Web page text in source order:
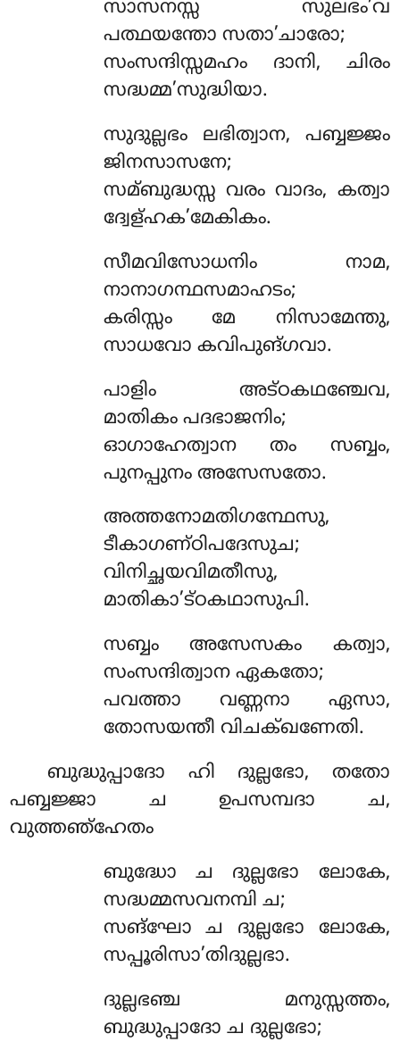
സാസനസ്സ സുലഭം’വ
പത്ഥയന്തോ സതാ’ചാരോ;
സംസന്ദിസ്സമഹം ദാനി, ചിരം
സദ്ധമ്മ’സുദ്ധിയാ.
സുദുല്ലഭം ലഭിത്വാന, പബ്ബജ്ജം
ജിനസാസനേ;
സമ്ബുദ്ധസ്സ വരം വാദം, കത്വാ
ദ്വേള്ഹക’മേകികം.
സീമവിസോധനിം നാമ,
നാനാഗന്ഥസമാഹടം;
കരിസ്സം മേ നിസാമേന്തു,
സാധവോ കവിപുങ്ഗവാ.
പാളിം അട്ഠകഥഞ്ചേവ,
മാതികം പദഭാജനിം;
ഓഗാഹേത്വാന തം സബ്ബം,
പുനപ്പുനം അസേസതോ.
അത്തനോമതിഗന്ഥേസു,
ടീകാഗണ്ഠിപദേസുച;
വിനിച്ഛയവിമതീസു,
മാതികാ’ട്ഠകഥാസുപി.
സബ്ബം അസേസകം കത്വാ,
സംസന്ദിത്വാന ഏകതോ;
പവത്താ വണ്ണനാ ഏസാ,
തോസയന്തീ വിചക്ഖണേതി.
ബുദ്ധുപ്പാദോ ഹി ദുല്ലഭോ, തതോ
പബ്ബജ്ജാ ച ഉപസമ്പദാ ച,
വുത്തഞ്ഹേതം
ബുദ്ധോ ച ദുല്ലഭോ ലോകേ,
സദ്ധമ്മസവനമ്പി ച;
സങ്ഘോ ച ദുല്ലഭോ ലോകേ,
സപ്പൂരിസാ’തിദുല്ലഭാ.
ദുല്ലഭഞ്ച മനുസ്സത്തം,
ബുദ്ധുപ്പാദോ ച ദുല്ലഭോ;